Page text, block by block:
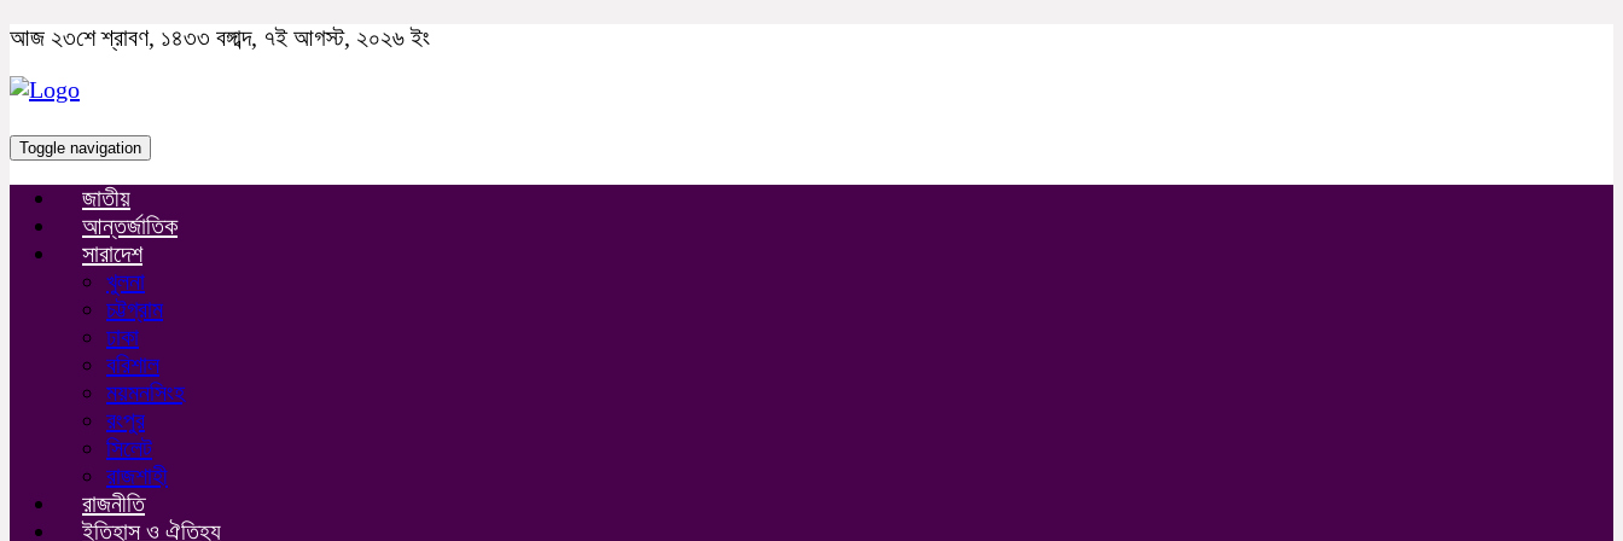
আজ ২৩শে শ্রাবণ, ১৪৩৩ বঙ্গাব্দ, ৭ই আগস্ট, ২০২৬ ইং
Toggle navigation
জাতীয়
আন্তর্জাতিক
সারাদেশ
খুলনা
চট্টগ্রাম
ঢাকা
বরিশাল
ময়মনসিংহ
রংপুর
সিলেট
রাজশাহী
রাজনীতি
ইতিহাস ও ঐতিহ্য